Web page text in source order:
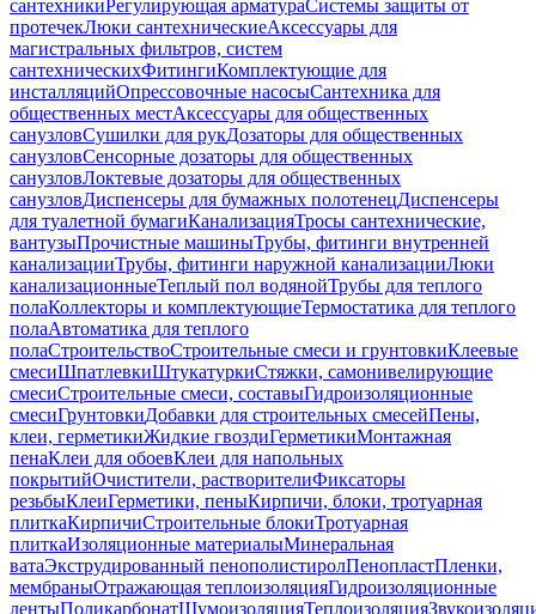
сантехникиРегулирующая арматураСистемы защиты от
протечекЛюки сантехническиеАксессуары для
магистральных фильтров, систем
сантехническихФитингиКомплектующие для
инсталляцийОпрессовочные насосыСантехника для
общественных местАксессуары для общественных
санузловСушилки для рукДозаторы для общественных
санузловСенсорные дозаторы для общественных
санузловЛоктевые дозаторы для общественных
санузловДиспенсеры для бумажных полотенецДиспенсеры
для туалетной бумагиКанализацияТросы сантехнические,
вантузыПрочистные машиныТрубы, фитинги внутренней
канализацииТрубы, фитинги наружной канализацииЛюки
канализационныеТеплый пол водянойТрубы для теплого
полаКоллекторы и комплектующиеТермостатика для теплого
полаАвтоматика для теплого
полаСтроительствоСтроительные смеси и грунтовкиКлеевые
смесиШпатлевкиШтукатуркиСтяжки, самонивелирующие
смесиСтроительные смеси, составыГидроизоляционные
смесиГрунтовкиДобавки для строительных смесейПены,
клеи, герметикиЖидкие гвоздиГерметикиМонтажная
пенаКлеи для обоевКлеи для напольных
покрытийОчистители, растворителиФиксаторы
резьбыКлеиГерметики, пеныКирпичи, блоки, тротуарная
плиткаКирпичиСтроительные блокиТротуарная
плиткаИзоляционные материалыМинеральная
ватаЭкструдированный пенополистиролПенопластПленки,
мембраныОтражающая теплоизоляцияГидроизоляционные
лентыПоликарбонатШумоизоляцияТеплоизоляция